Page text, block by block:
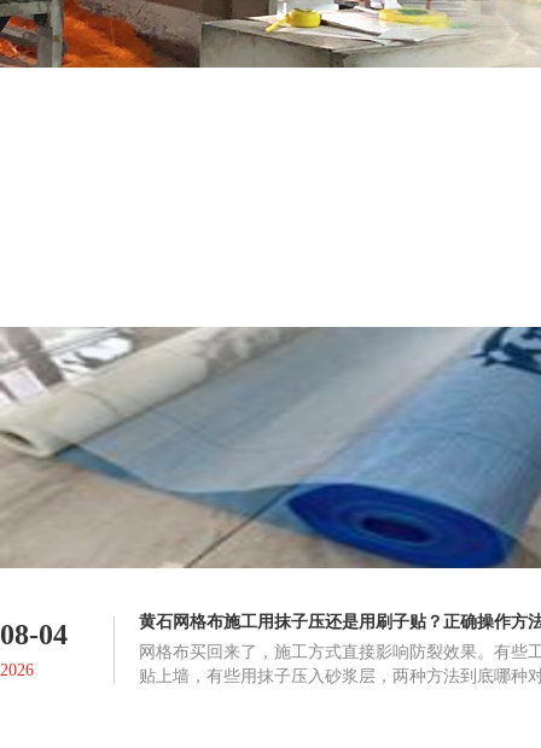
08-04
2026
黄石网格布施工用抹子压还是用刷子贴？正确操作方
网格布买回来了，施工方式直接影响防裂效果。有些
贴上墙，有些用抹子压入砂浆层，两种方法到底哪种